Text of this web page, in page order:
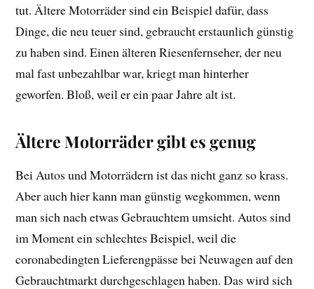
tut. Ältere Motorräder sind ein Beispiel dafür, dass
Dinge, die neu teuer sind, gebraucht erstaunlich günstig
zu haben sind. Einen älteren Riesenfernseher, der neu
mal fast unbezahlbar war, kriegt man hinterher
geworfen. Bloß, weil er ein paar Jahre alt ist.
Ältere Motorräder gibt es genug
Bei Autos und Motorrädern ist das nicht ganz so krass.
Aber auch hier kann man günstig wegkommen, wenn
man sich nach etwas Gebrauchtem umsieht. Autos sind
im Moment ein schlechtes Beispiel, weil die
coronabedingten Lieferengpässe bei Neuwagen auf den
Gebrauchtmarkt durchgeschlagen haben. Das wird sich